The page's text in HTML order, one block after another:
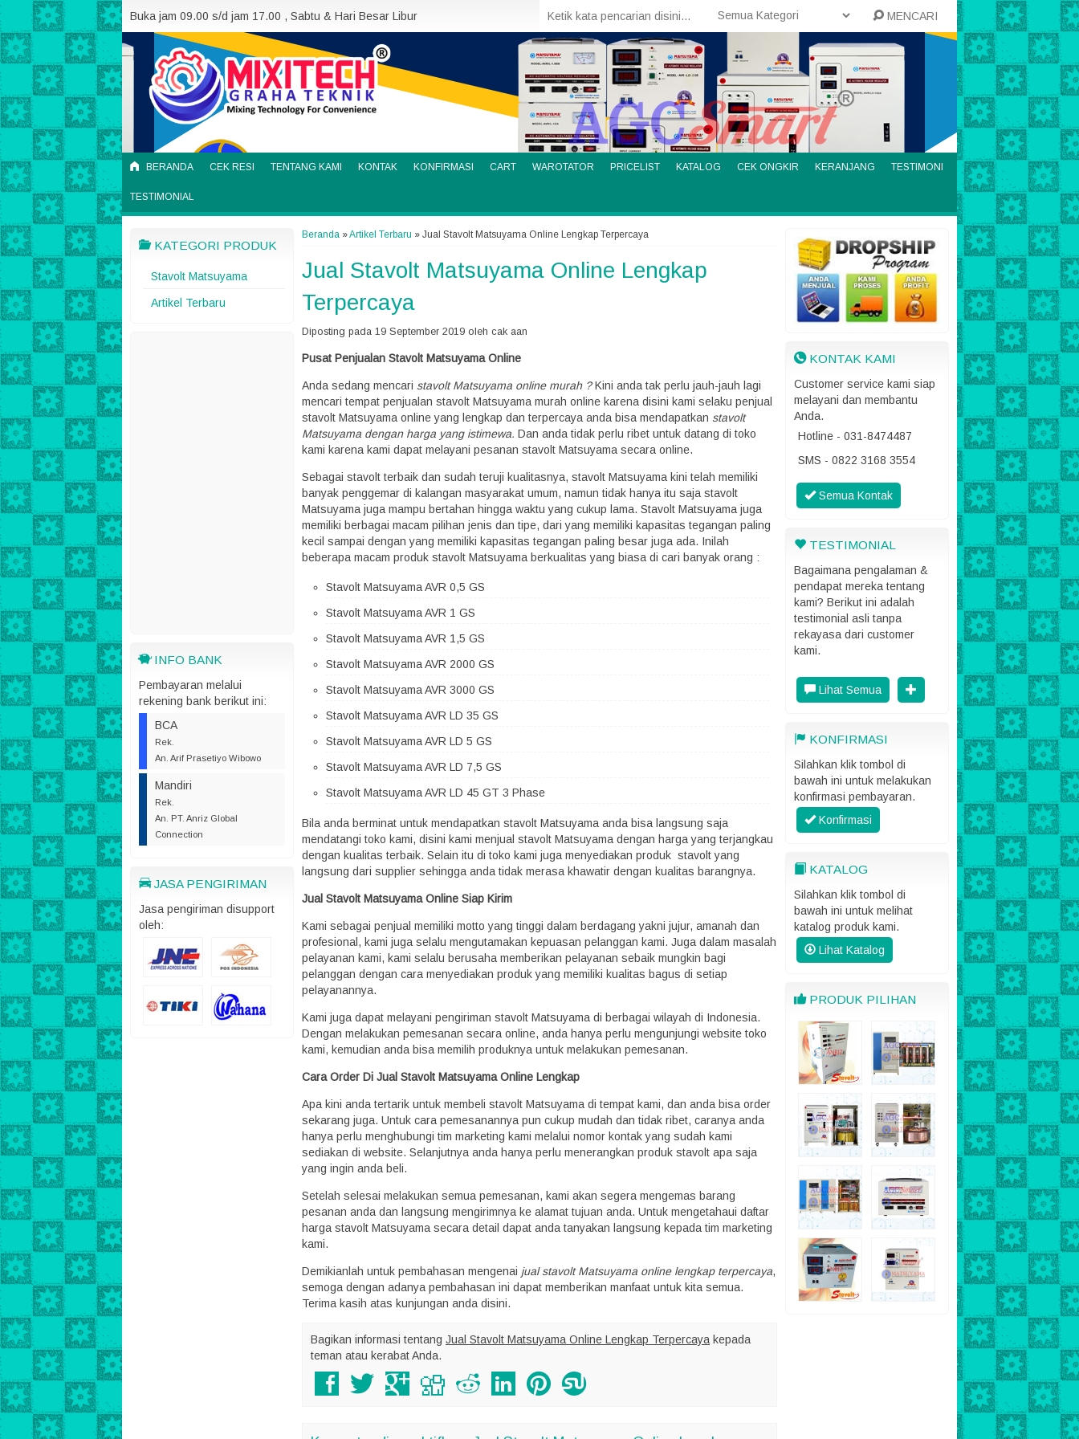
Buka jam 09.00 s/d jam 17.00 , Sabtu & Hari Besar Libur MENCARI
BERANDA CEK RESI TENTANG KAMI KONTAK KONFIRMASI CART WAROTATOR PRICELIST KATALOG CEK ONGKIR KERANJANG TESTIMONI
TESTIMONIAL
KATEGORI PRODUK
Stavolt Matsuyama
Artikel Terbaru
INFO BANK
Pembayaran melalui
rekening bank berikut ini:
BCA
Rek.
An. Arif Prasetiyo Wibowo
Mandiri
Rek.
An. PT. Anriz Global
Connection
JASA PENGIRIMAN
Jasa pengiriman disupport
oleh:
Beranda »Artikel Terbaru » Jual Stavolt Matsuyama Online Lengkap Terpercaya
Jual Stavolt Matsuyama Online Lengkap
Terpercaya
Diposting pada 19 September 2019 oleh cak aan
Pusat Penjualan Stavolt Matsuyama Online
Anda sedang mencari stavolt Matsuyama online murah ?Kini anda tak perlu jauh-jauh lagi
mencari tempat penjualan stavolt Matsuyama murah online karena disini kami selaku penjual
stavolt Matsuyama online yang lengkap dan terpercaya anda bisa mendapatkan stavolt
Matsuyama dengan harga yang istimewa. Dan anda tidak perlu ribet untuk datang di toko
kami karena kami dapat melayani pesanan stavolt Matsuyama secara online.
Sebagai stavolt terbaik dan sudah teruji kualitasnya, stavolt Matsuyama kini telah memiliki
banyak penggemar di kalangan masyarakat umum, namun tidak hanya itu saja stavolt
Matsuyama juga mampu bertahan hingga waktu yang cukup lama. Stavolt Matsuyama juga
memiliki berbagai macam pilihan jenis dan tipe, dari yang memiliki kapasitas tegangan paling
kecil sampai dengan yang memiliki kapasitas tegangan paling besar juga ada. Inilah
beberapa macam produk stavolt Matsuyama berkualitas yang biasa di cari banyak orang :
Stavolt Matsuyama AVR 0,5 GS
Stavolt Matsuyama AVR 1 GS
Stavolt Matsuyama AVR 1,5 GS
Stavolt Matsuyama AVR 2000 GS
Stavolt Matsuyama AVR 3000 GS
Stavolt Matsuyama AVR LD 35 GS
Stavolt Matsuyama AVR LD 5 GS
Stavolt Matsuyama AVR LD 7,5 GS
Stavolt Matsuyama AVR LD 45 GT 3 Phase
Bila anda berminat untuk mendapatkan stavolt Matsuyama anda bisa langsung saja
mendatangi toko kami, disini kami menjual stavolt Matsuyama dengan harga yang terjangkau
dengan kualitas terbaik. Selain itu di toko kami juga menyediakan produk stavolt yang
langsung dari supplier sehingga anda tidak merasa khawatir dengan kualitas barangnya.
Jual Stavolt Matsuyama Online Siap Kirim
Kami sebagai penjual memiliki motto yang tinggi dalam berdagang yakni jujur, amanah dan
profesional, kami juga selalu mengutamakan kepuasan pelanggan kami. Juga dalam masalah
pelayanan kami, kami selalu berusaha memberikan pelayanan sebaik mungkin bagi
pelanggan dengan cara menyediakan produk yang memiliki kualitas bagus di setiap
pelayanannya.
Kami juga dapat melayani pengiriman stavolt Matsuyama di berbagai wilayah di Indonesia.
Dengan melakukan pemesanan secara online, anda hanya perlu mengunjungi website toko
kami, kemudian anda bisa memilih produknya untuk melakukan pemesanan.
Cara Order Di Jual Stavolt Matsuyama Online Lengkap
Apa kini anda tertarik untuk membeli stavolt Matsuyama di tempat kami, dan anda bisa order
sekarang juga. Untuk cara pemesanannya pun cukup mudah dan tidak ribet, caranya anda
hanya perlu menghubungi tim marketing kami melalui nomor kontak yang sudah kami
sediakan di website. Selanjutnya anda hanya perlu menerangkan produk stavolt apa saja
yang ingin anda beli.
Setelah selesai melakukan semua pemesanan, kami akan segera mengemas barang
pesanan anda dan langsung mengirimnya ke alamat tujuan anda. Untuk mengetahaui daftar
harga stavolt Matsuyama secara detail dapat anda tanyakan langsung kepada tim marketing
kami.
Demikianlah untuk pembahasan mengenai jual stavolt Matsuyama online lengkap terpercaya,
semoga dengan adanya pembahasan ini dapat memberikan manfaat untuk kita semua.
Terima kasih atas kunjungan anda disini.
Bagikan informasi tentang Jual Stavolt Matsuyama Online Lengkap Terpercaya kepada
teman atau kerabat Anda.
KONTAK KAMI
Customer service kami siap
melayani dan membantu
Anda.
Hotline - 031-8474487
SMS - 0822 3168 3554
Semua Kontak
TESTIMONIAL
Bagaimana pengalaman &
pendapat mereka tentang
kami? Berikut ini adalah
testimonial asli tanpa
rekayasa dari customer
kami.
Lihat Semua
KONFIRMASI
Silahkan klik tombol di
bawah ini untuk melakukan
konfirmasi pembayaran.
Konfirmasi
KATALOG
Silahkan klik tombol di
bawah ini untuk melihat
katalog produk kami.
Lihat Katalog
PRODUK PILIHAN